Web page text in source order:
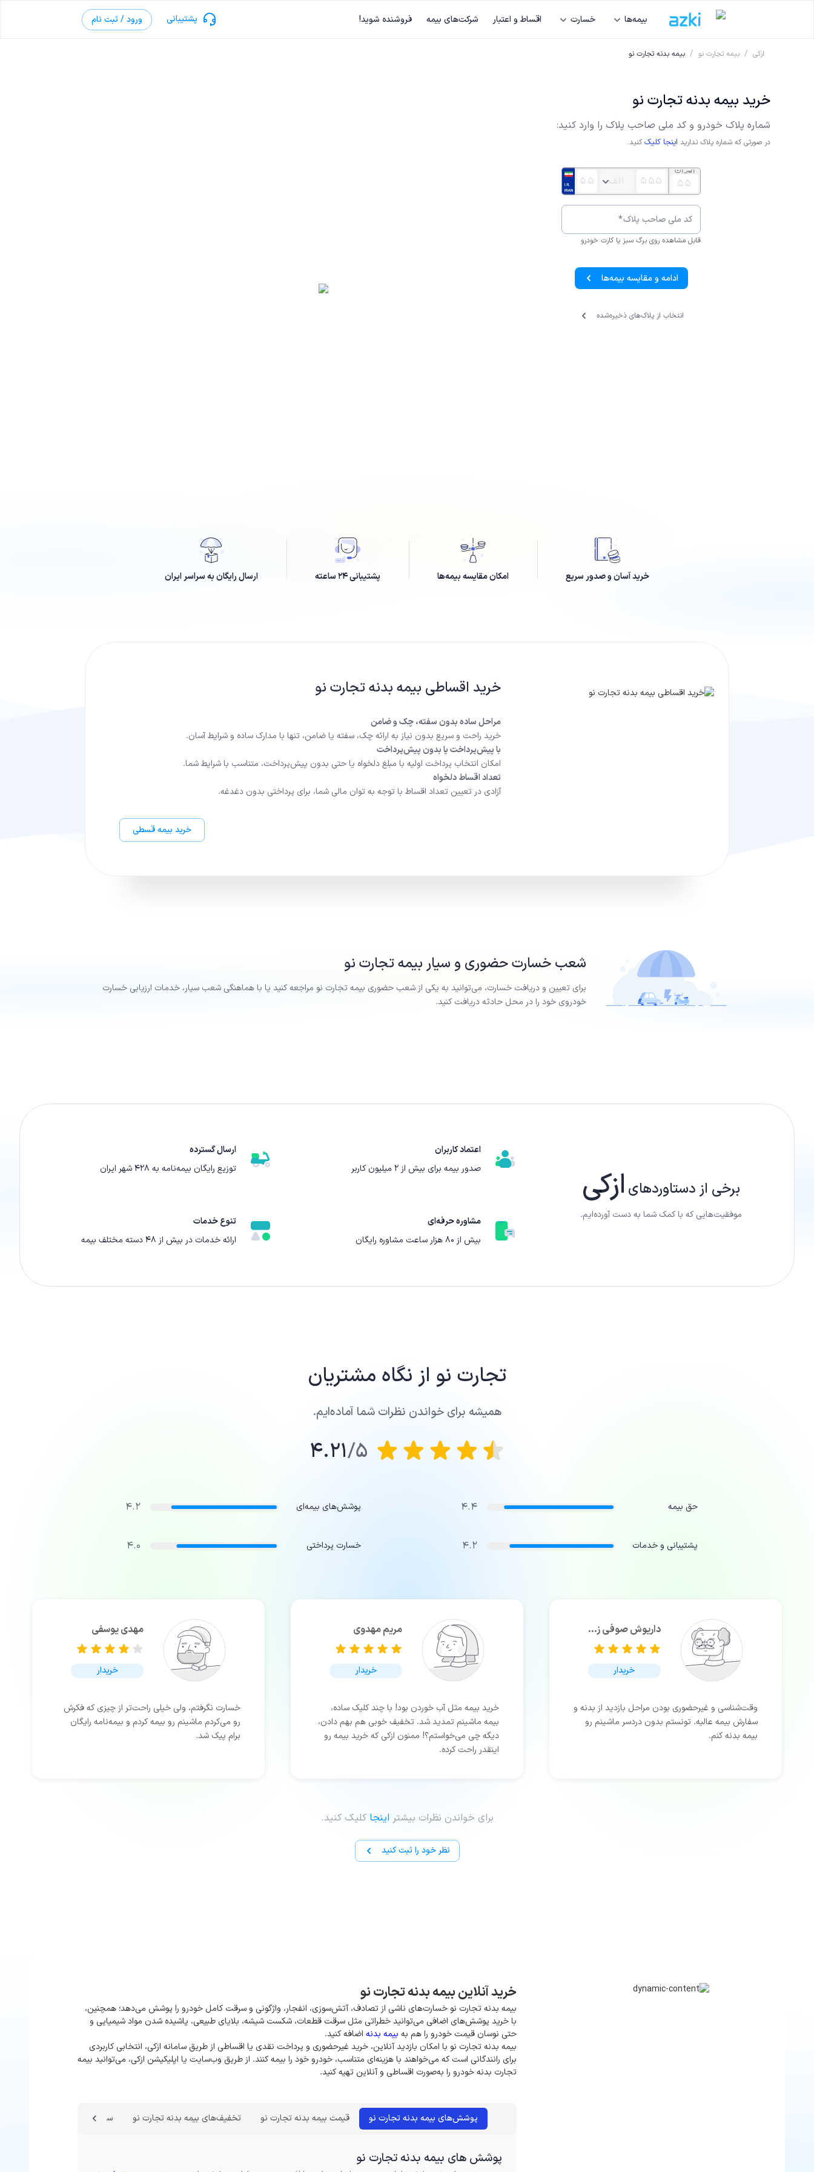
بیمه‌ها خسارت اقساط و اعتبار شرکت‌های بیمه فروشنده شوید! پشتیبانی ورود / ثبت نام
ازکی / بیمه تجارت نو / بیمه بدنه تجارت نو
خرید بیمه بدنه تجارت نو
شماره پلاک خودرو و کد ملی صاحب پلاک را وارد کنید:
در صورتی که شماره پلاک ندارید اینجا کلیک کنید.
کد ملی صاحب پلاک*
قابل مشاهده روی برگ سبز یا کارت خودرو
ادامه و مقایسه بیمه‌ها
انتخاب از پلاک‌های ذخیره‌‌شده
خرید آسان و صدور سریع امکان مقایسه بیمه‌ها پشتیبانی ۲۴ ساعته ارسال رایگان به سراسر ایران
خرید اقساطی بیمه بدنه تجارت نو
مراحل ساده بدون سفته، چک و ضامن
خرید راحت و سریع بدون نیاز به ارائه چک، سفته یا ضامن، تنها با مدارک ساده و شرایط آسان.
با پیش‌پرداخت یا بدون پیش‌پرداخت
امکان انتخاب پرداخت اولیه با مبلغ دلخواه یا حتی بدون پیش‌پرداخت، متناسب با شرایط شما.
تعداد اقساط دلخواه
آزادی در تعیین تعداد اقساط با توجه به توان مالی شما، برای پرداختی بدون دغدغه.
خرید بیمه قسطی
شعب خسارت حضوری و سیار بیمهتجارت نو
برای تعیین و دریافت خسارت، می‌توانید به یکی از شعب حضوری بیمهتجارت نو مراجعه کنید یا با هماهنگی شعب سیار، خدمات ارزیابی خسارت
خودروی خود را در محل حادثه دریافت کنید.
برخی از دستاورد‌های ازکی
موفقیت‌هایی که با کمک شما به دست آورده‌ایم.
اعتماد کاربران
صدور بیمه برای بیش از ۲ میلیون کاربر
ارسال گسترده
توزیع رایگان بیمه‌نامه به ۴۲۸ شهر ایران
مشاوره حرفه‌ای
بیش از ۸۰ هزار ساعت مشاوره رایگان
تنوع خدمات
ارائه‌ خدمات در بیش از ۴۸ دسته مختلف بیمه
تجارت نو از نگاه مشتریان
همیشه برای خواندن نظرات شما آماده‌ایم.
5/
4.21
حق بیمه 4.4 پوشش‌های بیمه‌ای 4.2
پشتیبانی و خدمات 4.2 خسارت پرداختی 4.0
داریوش صوفی زاده بالانجی
خریدار
وقت‌شناسی و غیرحضوری بودن مراحل بازدید از بدنه و
سفارش بیمه عالیه. تونستم بدون دردسر ماشینم رو
بیمه بدنه کنم.
مریم مهدوی
خریدار
خرید بیمه مثل آب خوردن بود! با چند کلیک ساده،
بیمه ماشینم تمدید شد. تخفیف خوبی هم بهم دادن،
دیگه چی می‌خواستم؟! ممنون ازکی که خرید بیمه رو
اینقدر راحت کرده.
مهدی یوسفی
خریدار
خسارت نگرفتم، ولی خیلی راحت‌تر از چیزی که فکرش
رو می‌کردم ماشینم رو بیمه کردم و بیمه‌نامه رایگان
برام پیک شد.
برای خواندن نظرات بیشتر اینجا کلیک کنید.
نظر خود را ثبت کنید
خرید آنلاین بیمه بدنه تجارت نو
بیمه بدنه تجارت نو خسارت‌های ناشی از تصادف، آتش‌سوزی، انفجار، واژگونی و سرقت کامل خودرو را پوشش می‌دهد؛ همچنین،
با خرید پوشش‌های اضافی می‌توانید خطراتی مثل سرقت قطعات، شکست شیشه، بلایای طبیعی، پاشیده شدن مواد شیمیایی و
حتی نوسان قیمت خودرو را هم به بیمه بدنهاضافه کنید.
بیمه بدنه تجارت نو با امکان بازدید آنلاین، خرید غیر‌حضوری و پرداخت نقدی یا اقساطی از طریق سامانه ازکی، انتخابی کاربردی
برای رانندگانی است که می‌خواهند با هزینه‌ای متناسب، خودرو خود را بیمه کنند. از طریق وب‌سایت یا اپلیکیشن ازکی، می‌توانید بیمه
تجارت بدنه خودرو را به‌صورت اقساطی و آنلاین تهیه کنید.
پوشش‌های بیمه بدنه تجارت نو قیمت بیمه بدنه تجارت نو تخفیف‌های بیمه بدنه تجارت نو سقف تعهدات بیمه بدنه ماشین
پوشش های بیمه بدنه تجارت نو